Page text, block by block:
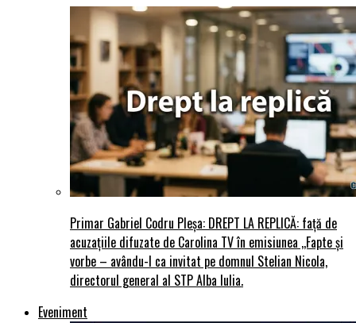
Primar Gabriel Codru Pleșa: DREPT LA REPLICĂ: față de
acuzațiile difuzate de Carolina TV în emisiunea ,,Fapte și
vorbe – avându-l ca invitat pe domnul Stelian Nicola,
directorul general al STP Alba Iulia.
Eveniment